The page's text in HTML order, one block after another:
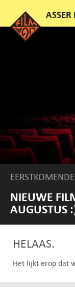
NIEUWE
AUGUSTUS
HELAAS.
Het lijkt erop dat